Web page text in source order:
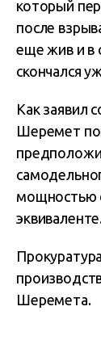
который
после
еще жив и в
скончался
Как заявил
Шеремет
мощностью
Шеремета.